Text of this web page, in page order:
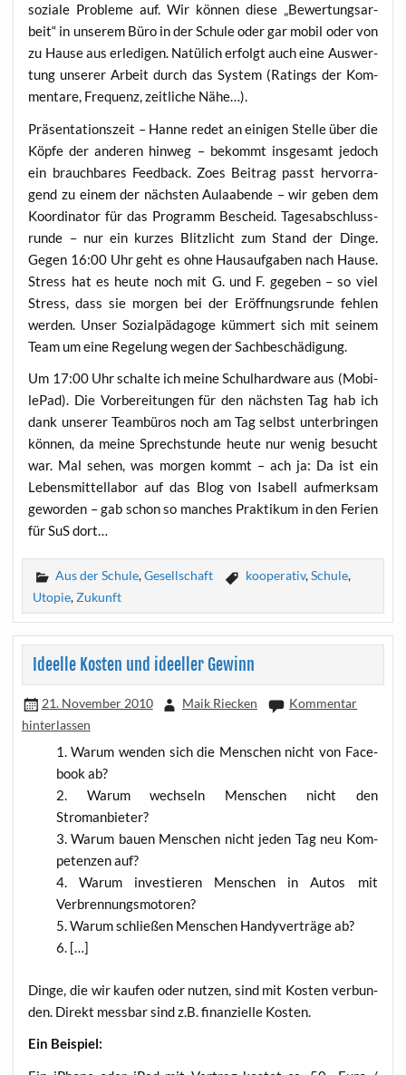
sozia­le Pro­ble­me auf. Wir kön­nen die­se „Bewer­tungs­ar­
beit“ in unse­rem Büro in der Schu­le oder gar mobil oder von
zu Hau­se aus erle­di­gen. Natü­lich erfolgt auch eine Aus­wer­
tung unse­rer Arbeit durch das Sys­tem (Ratings der Kom­
men­ta­re, Fre­quenz, zeit­li­che Nähe…).
Prä­sen­ta­ti­ons­zeit – Han­ne redet an eini­gen Stel­le über die
Köp­fe der ande­ren hin­weg – bekommt ins­ge­samt jedoch
ein brauch­ba­res Feed­back. Zoes Bei­trag passt her­vor­ra­
gend zu einem der nächs­ten Aula­aben­de – wir geben dem
Koor­di­na­tor für das Pro­gramm Bescheid. Tages­ab­schluss­
run­de – nur ein kur­zes Blitz­licht zum Stand der Din­ge.
Gegen 16:00 Uhr geht es ohne Haus­auf­ga­ben nach Hau­se.
Stress hat es heu­te noch mit G. und F. gege­ben – so viel
Stress, dass sie mor­gen bei der Eröff­nungs­run­de feh­len
wer­den. Unser Sozi­al­päd­ago­ge küm­mert sich mit sei­nem
Team um eine Rege­lung wegen der Sachbeschädigung.
Um 17:00 Uhr schal­te ich mei­ne Schul­hard­ware aus (Mobi­
le­Pad). Die Vor­be­rei­tun­gen für den nächs­ten Tag hab ich
dank unse­rer Team­bü­ros noch am Tag selbst unter­brin­gen
kön­nen, da mei­ne Sprech­stun­de heu­te nur wenig besucht
war. Mal sehen, was mor­gen kommt – ach ja: Da ist ein
Lebens­mit­tel­la­bor auf das Blog von Isa­bell auf­merk­sam
gewor­den – gab schon so man­ches Prak­ti­kum in den Feri­en
für SuS dort…
Aus der Schule,Gesellschaft kooperativ,Schule,
Utopie,Zukunft
Ideelle Kosten und ideeller Gewinn
21. November 2010 Maik Riecken
Kommentar
hinterlassen
War­um wen­den sich die Men­schen nicht von Face­
book ab?
War­um wech­seln Men­schen nicht den
Stromanbieter?
War­um bau­en Men­schen nicht jeden Tag neu Kom­
pe­ten­zen auf?
War­um inves­tie­ren Men­schen in Autos mit
Verbrennungsmotoren?
War­um schlie­ßen Men­schen Han­dy­ver­trä­ge ab?
[…]
Din­ge, die wir kau­fen oder nut­zen, sind mit Kos­ten ver­bun­
den. Direkt mess­bar sind z.B. finan­zi­el­le Kosten.
Ein Bei­spiel: